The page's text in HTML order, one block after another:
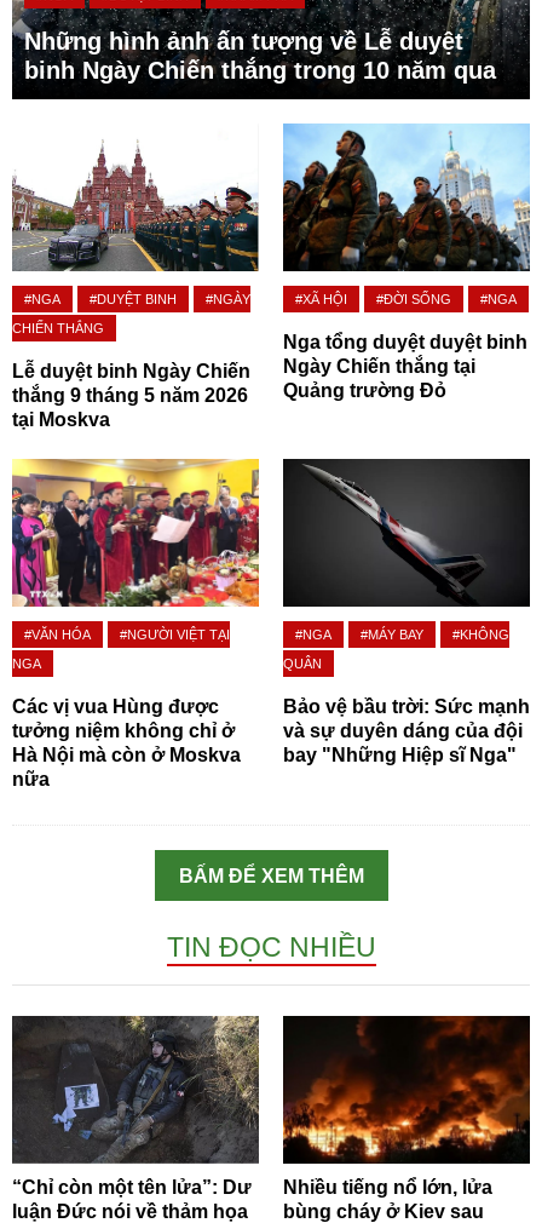
Những hình ảnh ấn tượng về Lễ duyệt
binh Ngày Chiến thắng trong 10 năm qua
#NGA #DUYỆT BINH
#NGÀY
CHIẾN THẮNG
Lễ duyệt binh Ngày Chiến
thắng 9 tháng 5 năm 2026
tại Moskva
#XÃ HỘI #ĐỜI SỐNG #NGA
Nga tổng duyệt duyệt binh
Ngày Chiến thắng tại
Quảng trường Đỏ
#VĂN HÓA
#NGƯỜI VIỆT TẠI
NGA
Các vị vua Hùng được
tưởng niệm không chỉ ở
Hà Nội mà còn ở Moskva
nữa
#NGA #MÁY BAY
#KHÔNG
QUÂN
Bảo vệ bầu trời: Sức mạnh
và sự duyên dáng của đội
bay "Những Hiệp sĩ Nga"
BẤM ĐỂ XEM THÊM
TIN ĐỌC NHIỀU
“Chỉ còn một tên lửa”: Dư
luận Đức nói về thảm họa
Nhiều tiếng nổ lớn, lửa
bùng cháy ở Kiev sau